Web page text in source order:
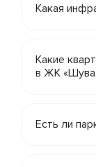
Какая
Какие
в ЖК
Есть ли